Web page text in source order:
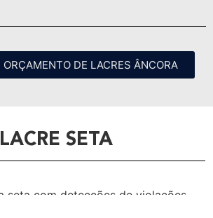
DE LACRES ÂNCORA
LACRE SETA